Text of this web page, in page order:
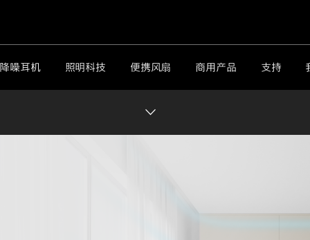
降噪耳机 照明科技 便携风扇 商用产品 支持